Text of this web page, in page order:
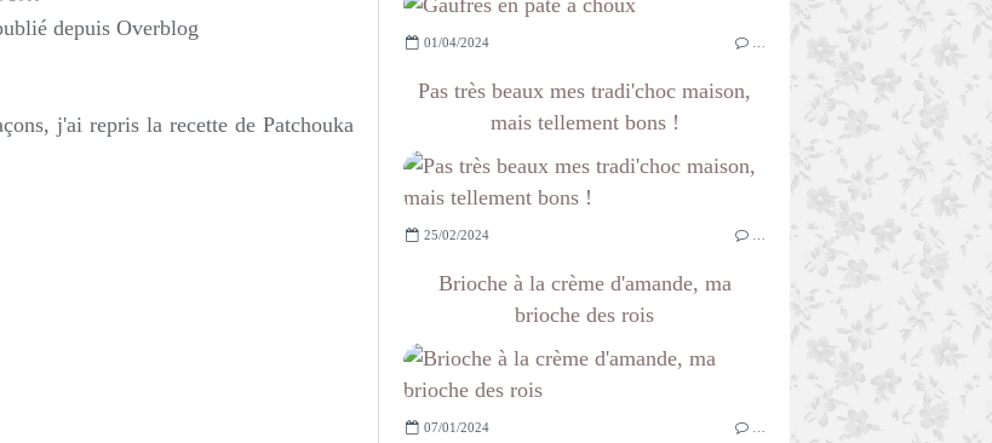
depuis Overblog
j'ai repris la recette de Patchouka
01/04/2024
Pas très beaux mes tradi'choc maison,
mais tellement bons !
25/02/2024
Brioche à la crème d'amande, ma
brioche des rois
07/01/2024